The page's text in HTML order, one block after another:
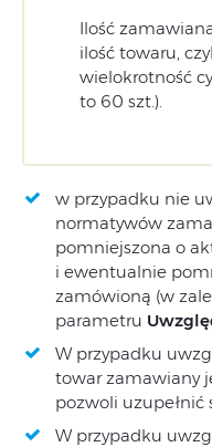
Ilość
ilość towaru,
wielokrotność
to 60 szt.).
w przypadku nie
normatywów
pomniejszona o
i ewentualnie
zamówioną (w
parametru
W przypadku
towar zamawiany
pozwoli
W przypadku